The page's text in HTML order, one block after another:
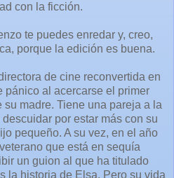
con la ficción.
te puedes enredar y, creo,
porque la edición es buena.
de cine reconvertida en
pánico al acercarse el primer
madre. Tiene una pareja a la
por estar más con su
pequeño. A su vez, en el año
que está en sequía
un guion al que ha titulado
la historia de Elsa. Pero su vida